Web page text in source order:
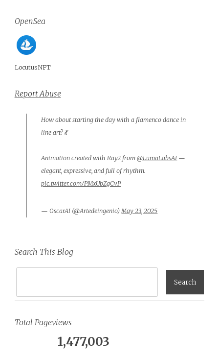
OpenSea
LocutusNFT
Report Abuse
How about starting the day with a flamenco dance in
line art? 💃
Animation created with Ray2 from@LumaLabsAI —
elegant, expressive, and full of rhythm.
pic.twitter.com/PMxUbZgCvP
— OscarAI (@Artedeingenio) May 23, 2025
Search This Blog
Total Pageviews
1,477,003